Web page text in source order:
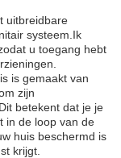
uitbreidbare
systeem.Ik
u toegang hebt
is gemaakt van
zijn
betekent dat je je
in de loop van de
huis beschermd is
krijgt.